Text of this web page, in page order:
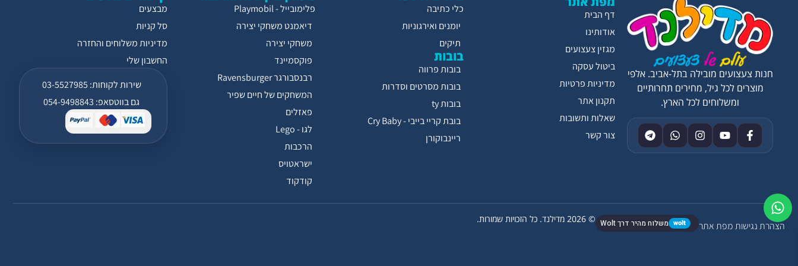
הצהרת נגישותמפת אתר wolt משלוח מהיר דרך Wolt © 2026 מדילנד. כל הזכויות שמורות.
מבצעים
סל קניות
מדיניות משלוחים והחזרה
החשבון שלי
שירות לקוחות: 03-5527985
גם בווטסאפ: 054-9498843
פלימובייל - Playmobil
דיאמנט משחקי יצירה
משחקי יצירה
פוקסמיינד
רבנסבורגר Ravensburger
המשחקים של חיים שפיר
פאזלים
לגו - Lego
הרכבות
ישראטויס
קודקוד
כלי כתיבה
יומנים ואירגוניות
תיקים
בובות
בובות פרווה
בובות מסרטים וסדרות
בובות ty
בובת קריי בייבי - Cry Baby
ריינבוקורן
דף הבית
אודותינו
מגזין צעצועים
ביטול עסקה
מדיניות פרטיות
תקנון אתר
שאלות ותשובות
צור קשר
חנות צעצועים מובילה בתל-אביב. אלפי
מוצרים לכל גיל, מחירים תחרותיים
ומשלוחים לכל הארץ.